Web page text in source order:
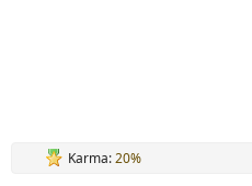
Karma:20%